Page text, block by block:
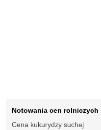
Notowania cen rolniczych
Cena kukurydzy suchej